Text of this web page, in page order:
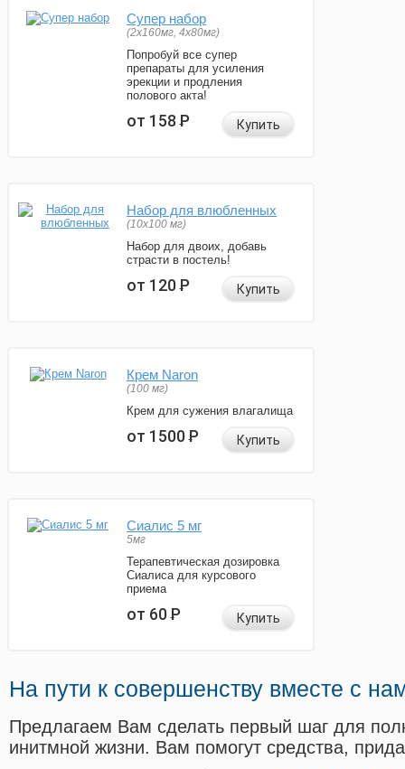
Супер набор
(2х160мг, 4х80мг)
Попробуй все супер
препараты для усиления
эрекции и продления
полового акта!
от 158Р Купить
Набор для влюбленных
(10х100 мг)
Набор для двоих, добавь
страсти в постель!
от 120Р Купить
Крем Naron
(100 мг)
Крем для сужения влагалища
от 1500Р Купить
Сиалис 5 мг
5мг
Терапевтическая дозировка
Сиалиса для курсового
приема
от 60Р Купить
На пути к совершенству вместе с
Предлагаем Вам сделать первый шаг для
инитмной жизни. Вам помогут средства,